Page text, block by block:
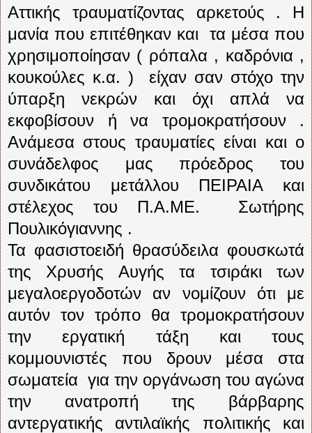
Αττικής τραυματίζοντας αρκετούς . Η
μανία που επιτέθηκαν και
τα μέσα που
χρησιμοποίησαν ( ρόπαλα , καδρόνια ,
κουκούλες κ.α. )
είχαν σαν στόχο την
ύπαρξη νεκρών και όχι απλά να
εκφοβίσουν ή να τρομοκρατήσουν .
Ανάμεσα στους τραυματίες είναι και ο
συνάδελφος μας πρόεδρος του
συνδικάτου μετάλλου ΠΕΙΡΑΙΑ και
στέλεχος του Π.Α.ΜΕ.
Σωτήρης
Πουλικόγιαννης .
Τα φασιστοειδή θρασύδειλα φουσκωτά
της Χρυσής Αυγής τα τσιράκι των
μεγαλοεργοδοτών αν νομίζουν ότι με
αυτόν τον τρόπο θα τρομοκρατήσουν
την εργατική τάξη και τους
κομμουνιστές που δρουν μέσα στα
σωματεία για την οργάνωση του αγώνα
την ανατροπή της βάρβαρης
αντεργατικής αντιλαϊκής πολιτικής και